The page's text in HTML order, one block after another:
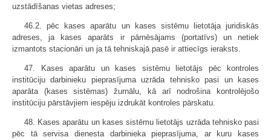
uzstādīšanas vietas adreses;
46.2. pēc kases aparātu un kases sistēmu lietotāja juridiskās
adreses, ja kases aparāts ir pārnēsājams (portatīvs) un netiek
izmantots stacionāri un ja tā tehniskajā pasē ir attiecīgs ieraksts.
47. Kases aparātu un kases sistēmu lietotājs pēc kontroles
institūciju darbinieku pieprasījuma uzrāda tehnisko pasi un kases
aparāta (kases sistēmas) žurnālu, kā arī nodrošina kontrolējošo
institūciju pārstāvjiem iespēju izdrukāt kontroles pārskatu.
48. Kases aparātu un kases sistēmu lietotājs uzrāda tehnisko pasi
pēc tā servisa dienesta darbinieka pieprasījuma, ar kuru kases